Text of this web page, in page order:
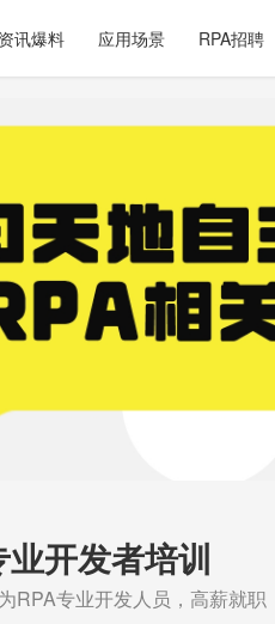
资讯爆料 应用场景 RPA招聘
业开发者培训
RPA专业开发人员，高薪就职